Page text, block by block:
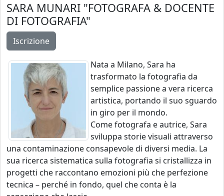
SARA MUNARI "FOTOGRAFA & DOCENTE
DI FOTOGRAFIA"
Nata a Milano, Sara ha
trasformato la fotografia da
semplice passione a vera ricerca
artistica, portando il suo sguardo
in giro per il mondo.
Come fotografa e autrice, Sara
sviluppa storie visuali attraverso
una contaminazione consapevole di diversi media. La
sua ricerca sistematica sulla fotografia si cristallizza in
progetti che raccontano emozioni più che perfezione
tecnica – perché in fondo, quel che conta è la